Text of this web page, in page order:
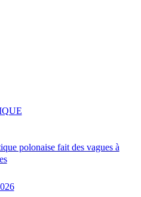
polonaise fait des vagues à